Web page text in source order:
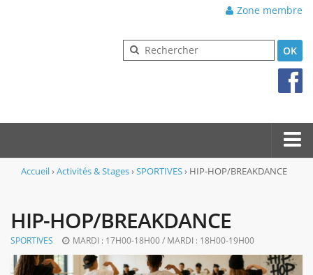
Zone membre
OK
Accueil
Le projet associatif
Adhérer et s’inscrire
L’équipe
Accueil›Activités & Stages›SPORTIVES› HIP-HOP/BREAKDANCE
HIP-HOP/BREAKDANCE
SPORTIVES MARDI : 17H00-18H00 / MARDI : 18H00-19H00